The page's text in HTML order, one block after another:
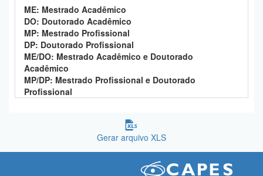
ME: Mestrado Acadêmico
DO: Doutorado Acadêmico
MP: Mestrado Profissional
DP: Doutorado Profissional
ME/DO: Mestrado Acadêmico e Doutorado
Acadêmico
MP/DP: Mestrado Profissional e Doutorado
Profissional
Gerar arquivo XLS